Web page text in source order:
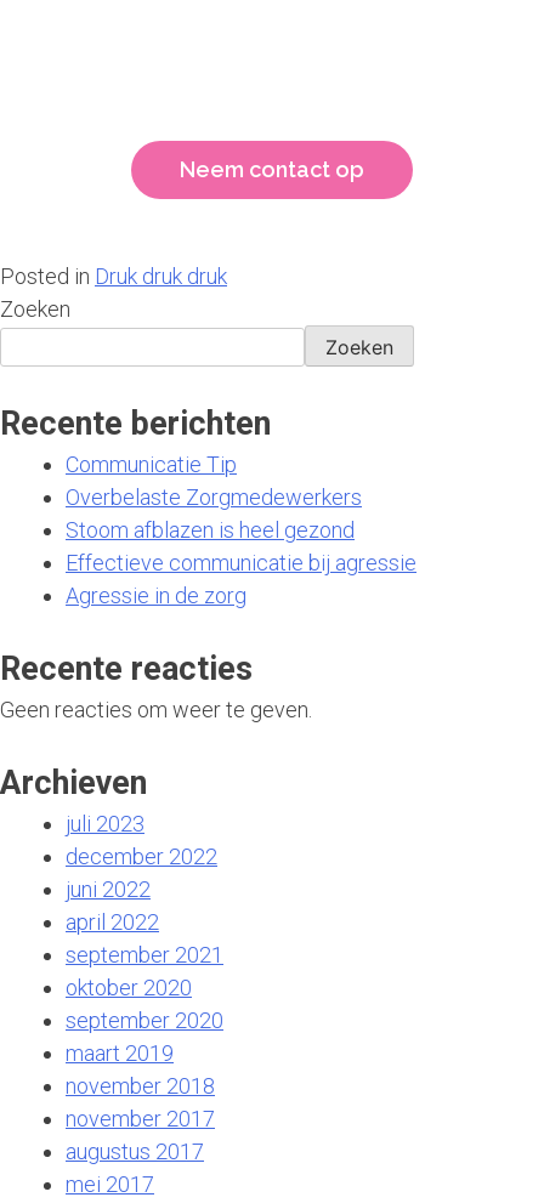
Neem contact op
Posted in Druk druk druk
Zoeken
Zoeken
Recente berichten
Communicatie Tip
Overbelaste Zorgmedewerkers
Stoom afblazen is heel gezond
Effectieve communicatie bij agressie
Agressie in de zorg
Recente reacties
Geen reacties om weer te geven.
Archieven
juli 2023
december 2022
juni 2022
april 2022
september 2021
oktober 2020
september 2020
maart 2019
november 2018
november 2017
augustus 2017
mei 2017